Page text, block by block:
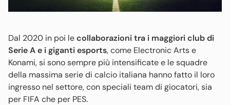
Dal 2020 in poi lecollaborazioni tra i maggiori club di
Serie A e i giganti esports, come Electronic Arts e
Konami, si sono sempre più intensificate e le squadre
della massima serie di calcio italiana hanno fatto il loro
ingresso nel settore, con speciali team di giocatori, sia
per FIFA che per PES.